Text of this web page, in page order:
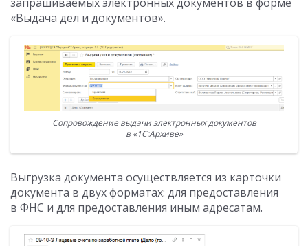
«Выдача дел и документов».
Сопровождение выдачи электронных документов
в «1С:Архиве»
Выгрузка документа осуществляется из карточки
документа в двух форматах: для предоставления
в ФНС и для предоставления иным адресатам.